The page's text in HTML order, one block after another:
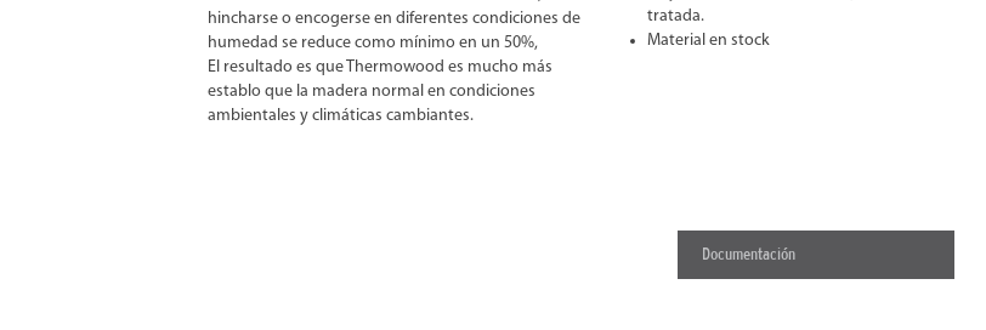
hincharse o encogerse en diferentes condiciones de
humedad se reduce como mínimo en un 50%,
El resultado es que Thermowood es mucho más
establo que la madera normal en condiciones
ambientales y climáticas cambiantes.
tratada.
Material en stock
Documentación